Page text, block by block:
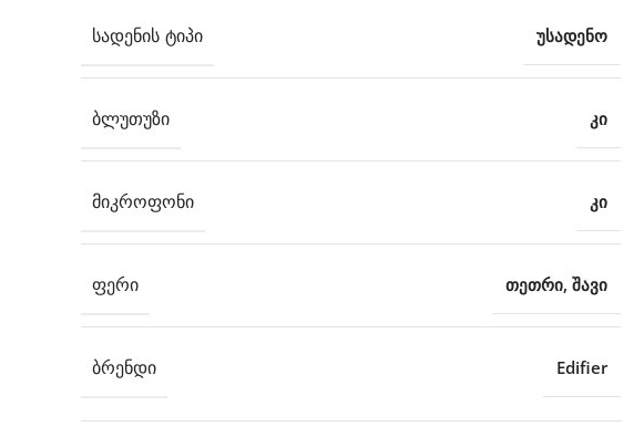
ᲡᲐᲓᲔᲜᲘᲡ ᲢᲘᲞᲘ უსადენო
ᲑᲚᲣᲗᲣᲖᲘ კი
ᲛᲘᲙᲠᲝᲤᲝᲜᲘ კი
ᲤᲔᲠᲘ თეთრი,შავი
ᲑᲠᲔᲜᲓᲘ Edifier